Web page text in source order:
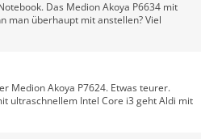
Das Medion Akoya P6634 mit
man überhaupt mit anstellen? Viel
Medion Akoya P7624. Etwas teurer.
ultraschnellem Intel Core i3 geht Aldi mit